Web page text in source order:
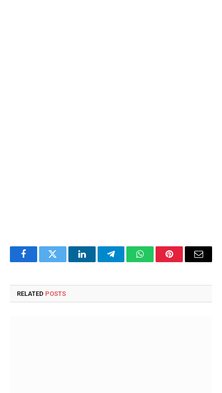
FacebookTwitter LinkedInTelegramWhatsAppPinterestEmail
RELATED POSTS